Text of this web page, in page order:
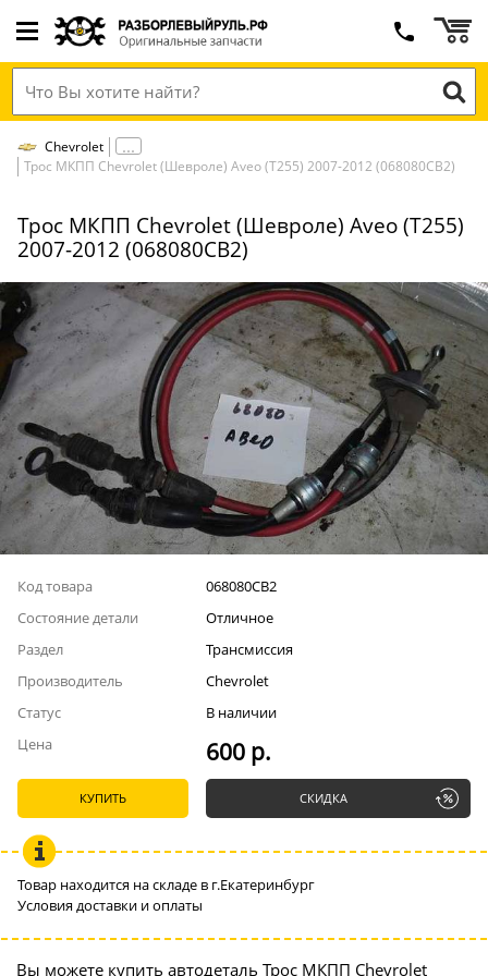
Chevrolet
Трос МКПП Chevrolet (Шевроле) Aveo (T255) 2007-2012 (068080СВ2)
Трос МКПП Chevrolet (Шевроле) Aveo (T255)
2007-2012 (068080СВ2)
Код товара
068080СВ2
Состояние детали
Отличное
Раздел
Трансмиссия
Производитель
Chevrolet
Статус
В наличии
Цена
600 р.
КУПИТЬ СКИДКА
Товар находится на складе в г.Екатеринбург
Условия доставки и оплаты
Вы можете купить автодеталь Трос МКПП Chevrolet